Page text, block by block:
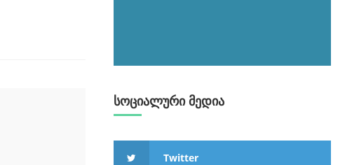
სოციალური მედია
Twitter